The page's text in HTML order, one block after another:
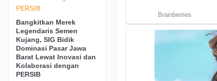
Bangkitkan Merek
Legendaris Semen
Kujang, SIG Bidik
Dominasi Pasar Jawa
Barat Lewat Inovasi dan
Kolaborasi dengan
PERSIB